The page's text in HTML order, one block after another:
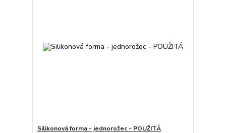
Silikonová forma - jednorožec - POUŽITÁ